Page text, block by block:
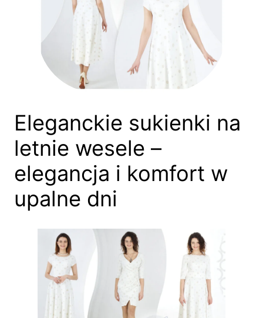
Eleganckie sukienki na
letnie wesele –
elegancja i komfort w
upalne dni